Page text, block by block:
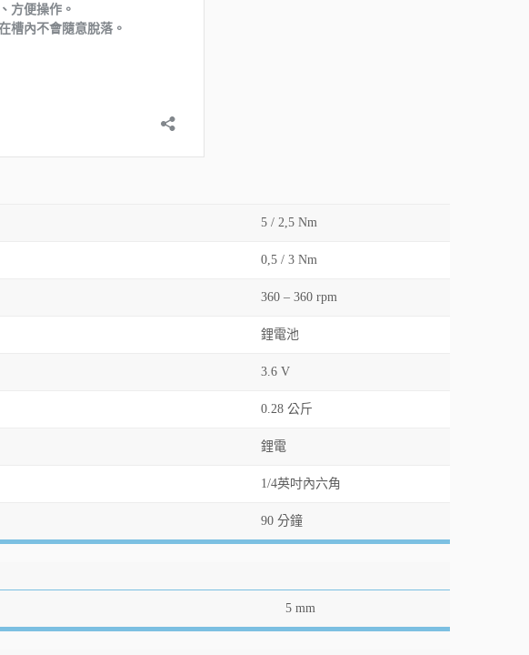
5 / 2,5 Nm
0,5 / 3 Nm
360 – 360 rpm
鋰電池
3.6 V
0.28 公斤
鋰電
1/4英吋內六角
90 分鐘
5 mm